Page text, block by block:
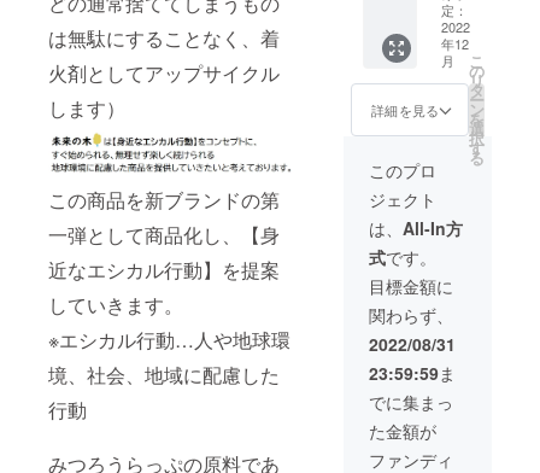
は無駄にすることなく、着
火剤としてアップサイクル
します）
この商品を新ブランドの第
一弾として商品化し、【身
近なエシカル行動】を提案
していきます。
※エシカル行動…人や地球環
境、社会、地域に配慮した
行動
みつろうらっぷの原料であ
25cm、
デザイ
ン未
定、素
材（み
オイル/
脂）※原
材料は
変更に
なる場
合がご
ざいま
す）
5.5cm
、直射
日光を
避けて
常温保
存、消
地：石
川県鳳
珠郡能
登町）
・みつ
ろう
らっぷ
（サイ
ズ約25
ｘ
25cm、
デザイ
ン未
定、素
材（み
つろう/
②みつ
ろう
らっぷ3
枚 ③お
礼の手
紙 【詳
細】 ・
国産は
ちみつ
ギフト
セット
Ａ（ア
カシア
容量220
ｇｘ2
本、サ
イズ
10cm×
6.5cm×
5.5cm
、直射
日光を
避けて
常温保
定：
2022
年12
月
詳細を見る
こ
の
リ
タ
ー
ン
を
選
択
す
る
このプロ
ジェクト
は、 All-In方
式です。
目標金額に
関わらず、
2022/08/31
23:59:59ま
でに集まっ
た金額が
ファンディ